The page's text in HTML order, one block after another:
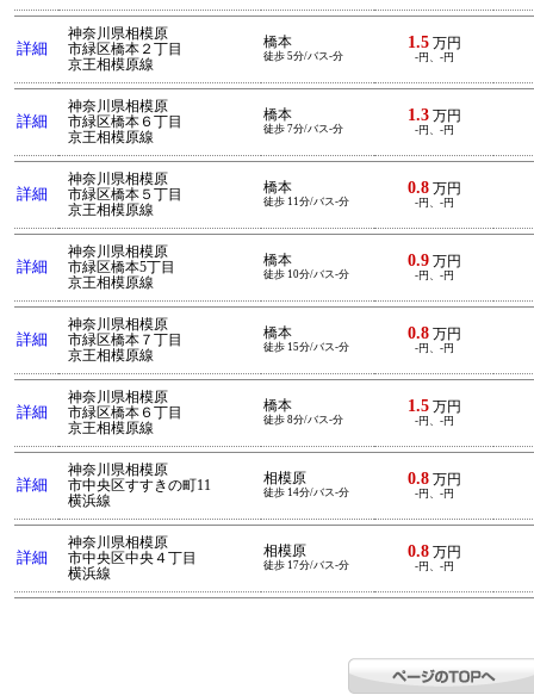
詳細
神奈川県相模原
市緑区橋本２丁目
京王相模原線
橋本
徒歩 5分/バス-分
1.5万円
-円、-円
詳細
神奈川県相模原
市緑区橋本６丁目
京王相模原線
橋本
徒歩 7分/バス-分
1.3万円
-円、-円
詳細
神奈川県相模原
市緑区橋本５丁目
京王相模原線
橋本
徒歩 11分/バス-分
0.8万円
-円、-円
詳細
神奈川県相模原
市緑区橋本5丁目
京王相模原線
橋本
徒歩 10分/バス-分
0.9万円
-円、-円
詳細
神奈川県相模原
市緑区橋本７丁目
京王相模原線
橋本
徒歩 15分/バス-分
0.8万円
-円、-円
詳細
神奈川県相模原
市緑区橋本６丁目
京王相模原線
橋本
徒歩 8分/バス-分
1.5万円
-円、-円
詳細
神奈川県相模原
市中央区すすきの町11
横浜線
相模原
徒歩 14分/バス-分
0.8万円
-円、-円
詳細
神奈川県相模原
市中央区中央４丁目
横浜線
相模原
徒歩 17分/バス-分
0.8万円
-円、-円